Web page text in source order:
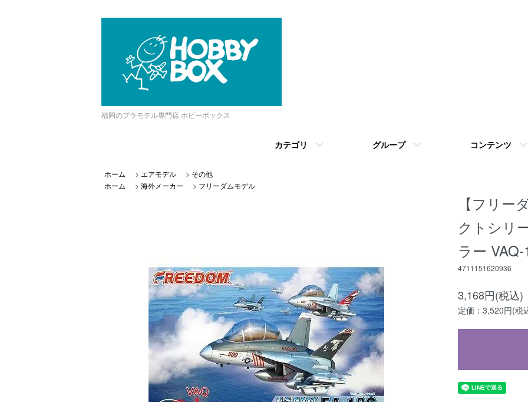
福岡のプラモデル専門店 ホビーボックス
カテゴリ グループ コンテンツ
ホーム > エアモデル > その他
ホーム
> 海外メーカー > フリーダムモデル
【フリー
クトシリ
ラー
4711151620936
3,168円(税込)
定価：3,520円(税